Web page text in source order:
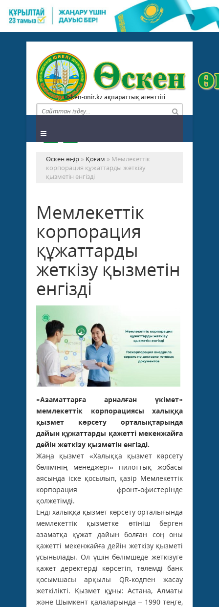
Osken-onir.kz ақпараттық агенттігі
Өскен өңір » Қоғам » Мемлекеттік
корпорация құжаттарды жеткізу
қызметін енгізді
Мемлекеттік
корпорация
құжаттарды
жеткізу қызметін
енгізді
«Азаматтарға арналған үкімет»
мемлекеттік корпорациясы халыққа
қызмет көрсету орталықтарында
дайын құжаттарды қажетті мекенжайға
дейін жеткізу қызметін енгізді.
Жаңа қызмет «Халыққа қызмет көрсету
бөлімінің менеджері» пилоттық жобасы
аясында іске қосылып, қазір Мемлекеттік
корпорация фронт-офистерінде
қолжетімді.
Енді халыққа қызмет көрсету орталығында
мемлекеттік қызметке өтініш берген
азаматқа құжат дайын болған соң оны
қажетті мекенжайға дейін жеткізу қызметі
ұсынылады. Ол үшін бөлімшеде жеткізуге
қажет деректерді көрсетіп, төлемді банк
қосымшасы арқылы QR-кодпен жасау
жеткілікті. Қызмет құны: Астана, Алматы
және Шымкент қалаларында – 1990 теңге,